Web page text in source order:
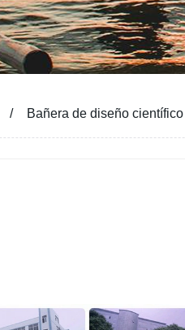
Bañera de diseño